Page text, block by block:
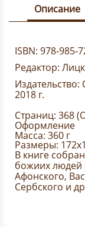
Описание
ISBN: 978-985-
Редактор:
Издательство:
2018 г.
Страниц: 368
Оформление
Масса: 360 г
Размеры:
В книге
божиих людей
Афонского,
Сербского и